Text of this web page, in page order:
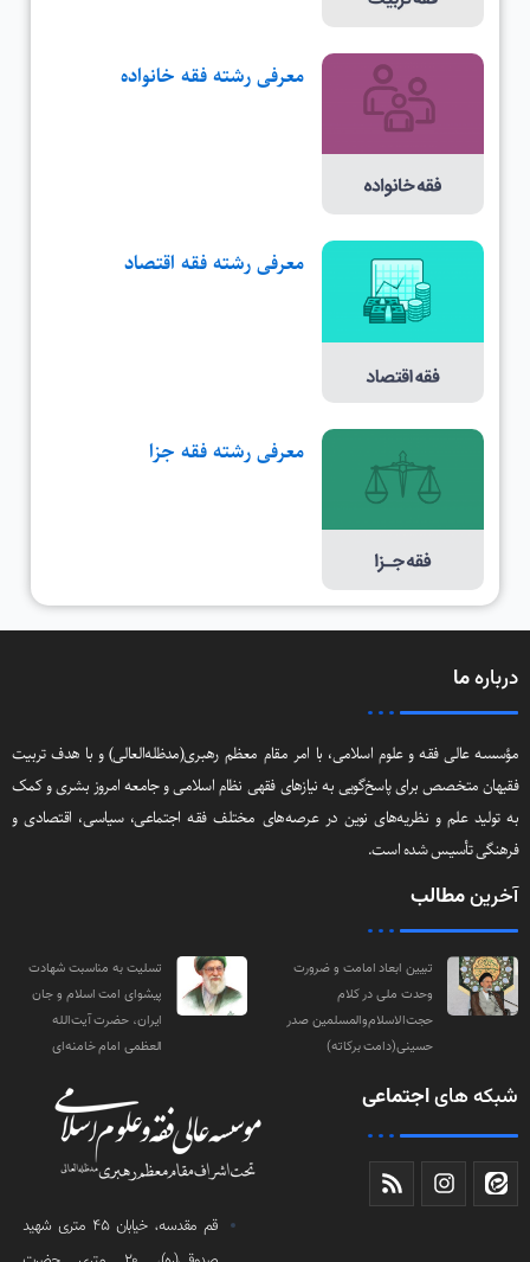
معرفی رشته فقه خانواده
معرفی رشته فقه اقتصاد
معرفی رشته فقه جزا
دربارهما
مؤسسه عالی فقه و علوم اسلامی، با امر مقام معظم رهبری(مد‌ظله‌العالی) و با هدف تربیت
فقیهان متخصص برای پاسخ‌گویی به نیازهای فقهی نظام اسلامی و جامعه امروز بشری و کمک
به تولید علم و نظریه‌های نوین در عرصه‌های مختلف فقه اجتماعی‌، سیاسی‌، اقتصادی و
فرهنگی تأسیس شده است.
آخرینمطالب
تبیین ابعاد امامت و ضرورت
وحدت ملی در کلام
حجت‌الاسلام‌والمسلمین صدر
حسینی(دامت‌ برکاته)
تسلیت به مناسبت شهادت
پیشوای امت اسلام و جان
ایران، حضرت آیت‌الله
العظمی امام خامنه‌ای
شبکه هایاجتماعی
قم مقدسه، خیابان 45 متری شهید